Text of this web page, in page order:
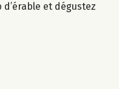
et dégustez